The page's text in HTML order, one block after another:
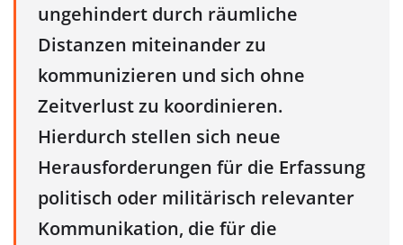
ungehindert durch räumliche
Distanzen miteinander zu
kommunizieren und sich ohne
Zeitverlust zu koordinieren.
Hierdurch stellen sich neue
Herausforderungen für die Erfassung
politisch oder militärisch relevanter
Kommunikation, die für die